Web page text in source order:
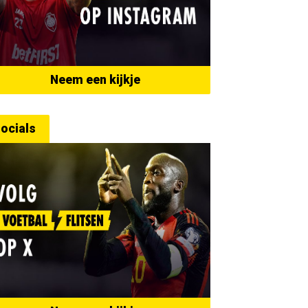
Neem een kijkje